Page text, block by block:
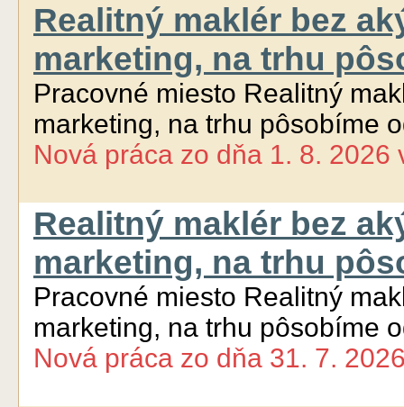
Realitný maklér bez
marketing, na trhu
Pracovné miesto Realitný
marketing, na trhu pôsobíme
Nová práca zo dňa 1. 8. 2026
Realitný maklér bez
marketing, na trhu
Pracovné miesto Realitný
marketing, na trhu pôsobíme
Nová práca zo dňa 31. 7.